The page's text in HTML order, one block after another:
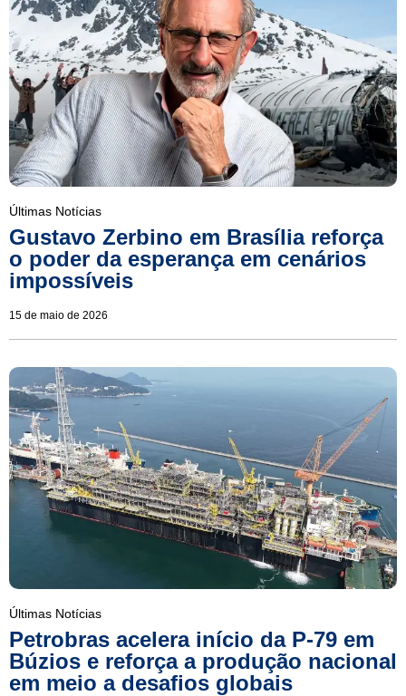
Últimas Notícias
Gustavo Zerbino em Brasília reforça
o poder da esperança em cenários
impossíveis
15 de maio de 2026
Últimas Notícias
Petrobras acelera início da P-79 em
Búzios e reforça a produção nacional
em meio a desafios globais